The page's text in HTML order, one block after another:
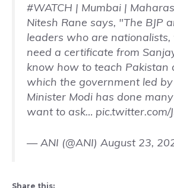
#WATCH | Mumbai |
Nitesh Rane says, "The BJP
leaders who are
need a certificate from
know how to teach Pakistan
which the government led
Minister Modi has done
want to ask… pic.twitter.com/
— ANI (@ANI) August 23,
Share this: